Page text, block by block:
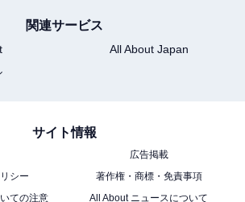
関連サービス
All About Japan
サイト情報
広告掲載
シー
著作権・商標・免責事項
ての注意
All About ニュースについて